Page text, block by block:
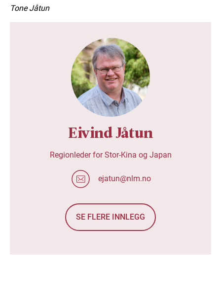
Tone Jåtun
Eivind Jåtun
Regionleder for Stor-Kina og Japan
ejatun@nlm.no
SE FLERE INNLEGG